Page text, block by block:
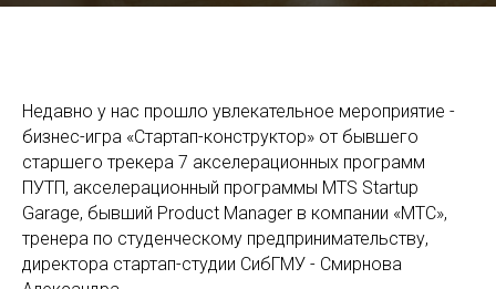
Недавно у нас прошло увлекательное мероприятие -
бизнес-игра «Стартап-конструктор» от бывшего
старшего трекера 7 акселерационных программ
ПУТП, акселерационный программы MTS Startup
Garage, бывший Product Manager в компании «МТС»,
тренера по студенческому предпринимательству,
директора стартап-студии СибГМУ - Смирнова